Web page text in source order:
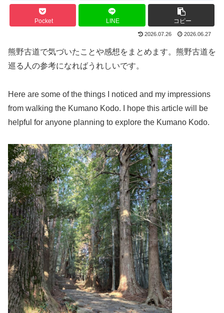
Pocket LINE コピー
2026.07.26 2026.06.27
熊野古道で気づいたことや感想をまとめます。熊野古道を
巡る人の参考になればうれしいです。
Here are some of the things I noticed and my impressions
from walking the Kumano Kodo. I hope this article will be
helpful for anyone planning to explore the Kumano Kodo.